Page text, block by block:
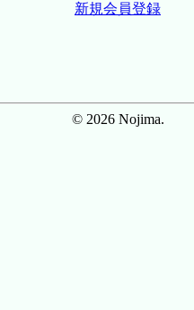
新規会員登録
© 2026 Nojima.